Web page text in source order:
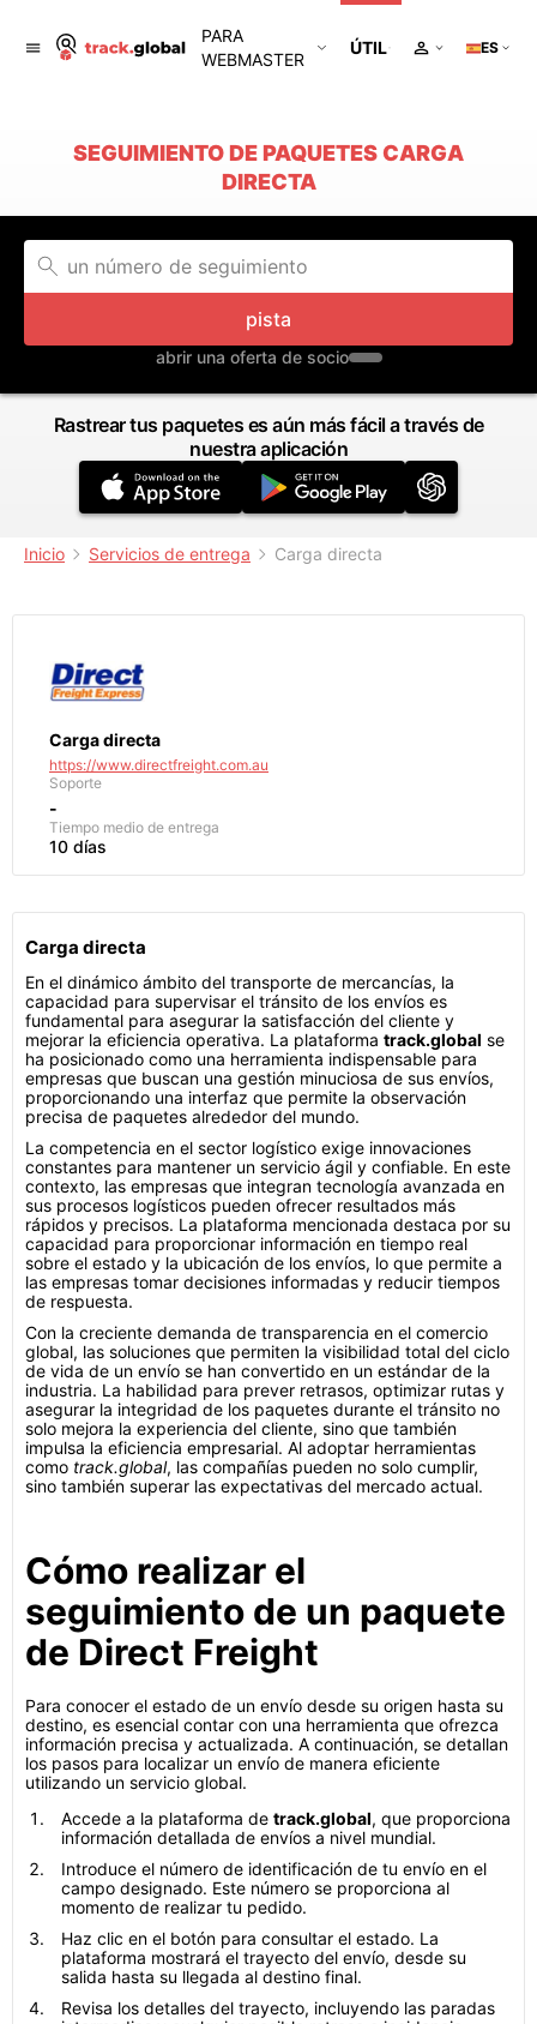
PARA
WEBMASTER
ÚTIL ES
SEGUIMIENTO DE PAQUETES CARGA
DIRECTA
pista
abrir una oferta de socio
Rastrear tus paquetes es aún más fácil a través de
nuestra aplicación
Inicio Servicios de entrega Carga directa
Carga directa
https://www.directfreight.com.au
Soporte
-
Tiempo medio de entrega
10 días
Carga directa
En el dinámico ámbito del transporte de mercancías, la
capacidad para supervisar el tránsito de los envíos es
fundamental para asegurar la satisfacción del cliente y
mejorar la eficiencia operativa. La plataforma track.global se
ha posicionado como una herramienta indispensable para
empresas que buscan una gestión minuciosa de sus envíos,
proporcionando una interfaz que permite la observación
precisa de paquetes alrededor del mundo.
La competencia en el sector logístico exige innovaciones
constantes para mantener un servicio ágil y confiable. En este
contexto, las empresas que integran tecnología avanzada en
sus procesos logísticos pueden ofrecer resultados más
rápidos y precisos. La plataforma mencionada destaca por su
capacidad para proporcionar información en tiempo real
sobre el estado y la ubicación de los envíos, lo que permite a
las empresas tomar decisiones informadas y reducir tiempos
de respuesta.
Con la creciente demanda de transparencia en el comercio
global, las soluciones que permiten la visibilidad total del ciclo
de vida de un envío se han convertido en un estándar de la
industria. La habilidad para prever retrasos, optimizar rutas y
asegurar la integridad de los paquetes durante el tránsito no
solo mejora la experiencia del cliente, sino que también
impulsa la eficiencia empresarial. Al adoptar herramientas
como track.global, las compañías pueden no solo cumplir,
sino también superar las expectativas del mercado actual.
Cómo realizar el
seguimiento de un paquete
de Direct Freight
Para conocer el estado de un envío desde su origen hasta su
destino, es esencial contar con una herramienta que ofrezca
información precisa y actualizada. A continuación, se detallan
los pasos para localizar un envío de manera eficiente
utilizando un servicio global.
Accede a la plataforma de track.global, que proporciona
información detallada de envíos a nivel mundial.
Introduce el número de identificación de tu envío en el
campo designado. Este número se proporciona al
momento de realizar tu pedido.
Haz clic en el botón para consultar el estado. La
plataforma mostrará el trayecto del envío, desde su
salida hasta su llegada al destino final.
Revisa los detalles del trayecto, incluyendo las paradas